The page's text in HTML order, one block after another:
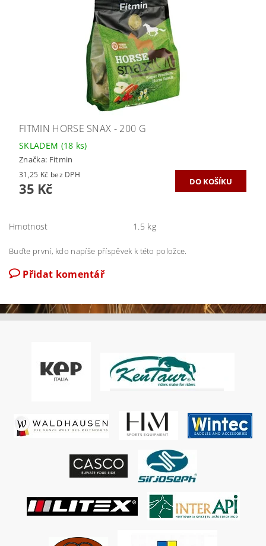
FITMIN HORSE SNAX - 200 G
SKLADEM (18 ks)
Značka: Fitmin
31,25 Kč bez DPH
35 Kč
Hmotnost 1.5 kg
Buďte první, kdo napíše příspěvek k této položce.
Přidat komentář